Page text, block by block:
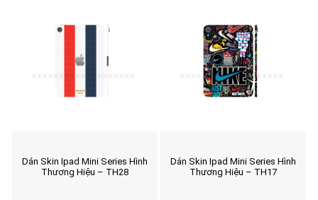
Dán Skin Ipad Mini Series Hình
Thương Hiệu – TH28
Dán Skin Ipad Mini Series Hình
Thương Hiệu – TH17